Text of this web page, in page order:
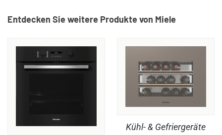
Entdecken Sie weitere Produkte von Miele
Kühl- & Gefriergeräte